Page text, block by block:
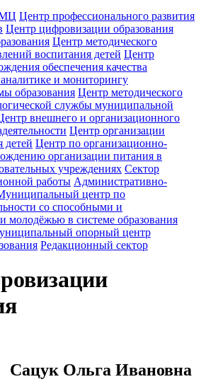
Центр профессионального развития
Центр цифровизации образования
Центр методического
воспитания детей Центр
обеспечения качества
и мониторингу
образования Центр методического
службы муниципальной
внешнего и организационного
Центр организации
детей Центр по организационно-
организации питания в
учреждениях Сектор
работы Административно-
центр по
со способными и
молодёжью в системе образования
опорный центр
Редакционный сектор
Сацук Ольга Ивановна